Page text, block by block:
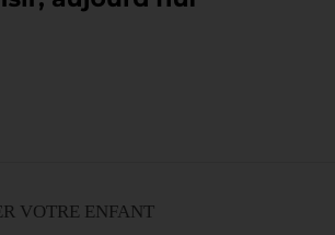
VOTRE ENFANT